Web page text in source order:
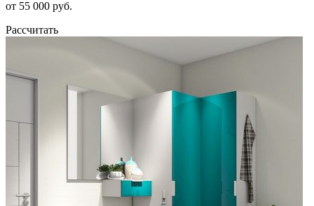
от 55 000 руб.
Рассчитать